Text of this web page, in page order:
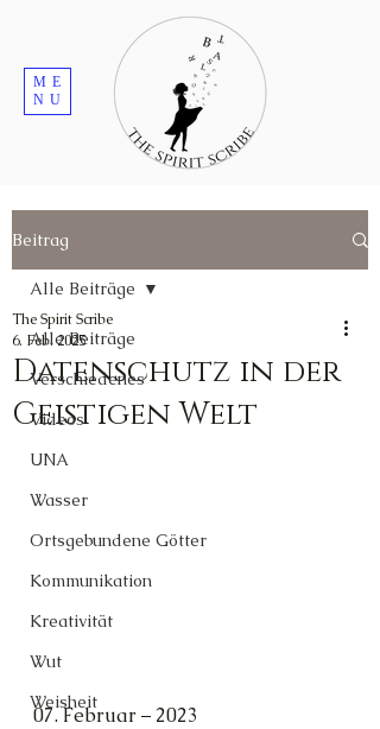
ME
NU
Beitrag
Alle Beiträge
Verschiedenes
Videos
UNA
Wasser
Ortsgebundene Götter
Kommunikation
Kreativität
Wut
Weisheit
Alle Beiträge
Datenschutz in der
Geistigen Welt
The Spirit Scribe
6. Feb. 2025
07. Februar – 2023